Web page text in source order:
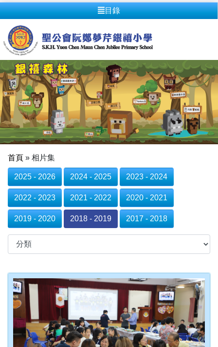
目錄
首頁 » 相片集
2025 - 2026 2024 - 2025 2023 - 2024
2022 - 2023 2021 - 2022 2020 - 2021
2019 - 2020 2018 - 2019 2017 - 2018